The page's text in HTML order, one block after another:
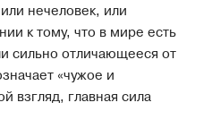
нечеловек, или
к тому, что в мире есть
сильно отличающееся от
«чужое и
взгляд, главная сила